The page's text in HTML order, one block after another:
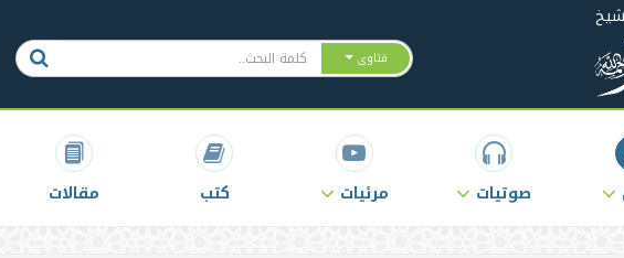
فتاوى
صوتيات مرئيات كتب مقالات